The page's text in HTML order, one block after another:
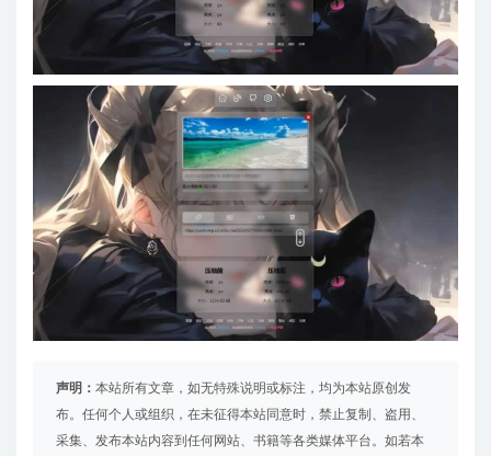
声明： 本站所有文章，如无特殊说明或标注，均为本站原创发
布。任何个人或组织，在未征得本站同意时，禁止复制、盗用、
采集、发布本站内容到任何网站、书籍等各类媒体平台。如若本